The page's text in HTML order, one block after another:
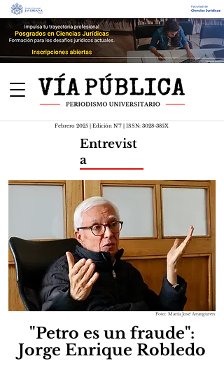
Febrero 2025 | Edición N°7 | ISSN: 3028-385X
Entrevist
a
Foto: María José Aranguren
"Petro es un fraude":
Jorge Enrique Robledo